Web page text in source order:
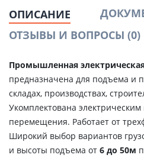
ОПИСАНИЕ
ОТЗЫВЫ И ВОПРОСЫ (0)
Промышленная электрическая
предназначена для подъема и
складах, производствах,
Укомплектована
перемещения. Работает от
Широкий выбор вариантов
и высоты подъема от 6 до 50м